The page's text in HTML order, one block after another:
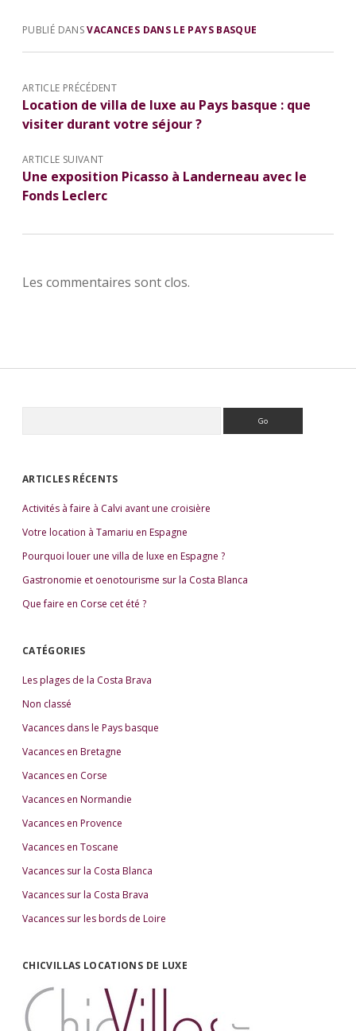
PUBLIÉ DANSVACANCES DANS LE PAYS BASQUE
ARTICLE PRÉCÉDENT
Location de villa de luxe au Pays basque : que
visiter durant votre séjour ?
ARTICLE SUIVANT
Une exposition Picasso à Landerneau avec le
Fonds Leclerc
Les commentaires sont clos.
d
b
a
r
r
h
e
ARTICLES RÉCENTS
Activités à faire à Calvi avant une croisière
Votre location à Tamariu en Espagne
Pourquoi louer une villa de luxe en Espagne ?
Gastronomie et oenotourisme sur la Costa Blanca
Que faire en Corse cet été ?
CATÉGORIES
Les plages de la Costa Brava
Non classé
Vacances dans le Pays basque
Vacances en Bretagne
Vacances en Corse
Vacances en Normandie
Vacances en Provence
Vacances en Toscane
Vacances sur la Costa Blanca
Vacances sur la Costa Brava
Vacances sur les bords de Loire
CHICVILLAS LOCATIONS DE LUXE